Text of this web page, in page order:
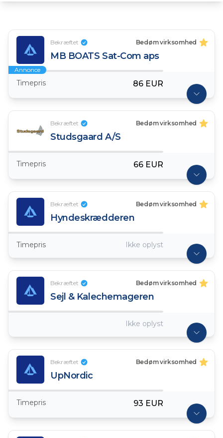
Bekræftet Bedøm virksomhed
MB BOATS Sat-Com aps
Annonce
Timepris 86 EUR
Bekræftet Bedøm virksomhed
Studsgaard A/S
Timepris 66 EUR
Bekræftet Bedøm virksomhed
Hyndeskrædderen
Timepris Ikke oplyst
Bekræftet Bedøm virksomhed
Sejl & Kalechemageren
Ikke oplyst
Bekræftet Bedøm virksomhed
UpNordic
Timepris 93 EUR